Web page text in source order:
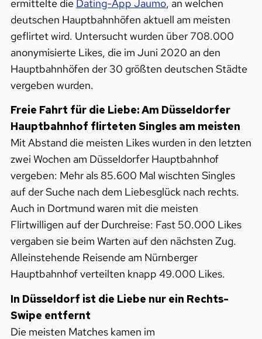
ermittelte die Dating-App Jaumo, an welchen
deutschen Hauptbahnhöfen aktuell am meisten
geflirtet wird. Untersucht wurden über 708.000
anonymisierte Likes, die im Juni 2020 an den
Hauptbahnhöfen der 30 größten deutschen Städte
vergeben wurden.
Freie Fahrt für die Liebe: Am Düsseldorfer
Hauptbahnhof flirteten Singles am meisten
Mit Abstand die meisten Likes wurden in den letzten
zwei Wochen am Düsseldorfer Hauptbahnhof
vergeben: Mehr als 85.600 Mal wischten Singles
auf der Suche nach dem Liebesglück nach rechts.
Auch in Dortmund waren mit die meisten
Flirtwilligen auf der Durchreise: Fast 50.000 Likes
vergaben sie beim Warten auf den nächsten Zug.
Alleinstehende Reisende am Nürnberger
Hauptbahnhof verteilten knapp 49.000 Likes.
In Düsseldorf ist die Liebe nur ein Rechts-
Swipe entfernt
Die meisten Matches kamen im